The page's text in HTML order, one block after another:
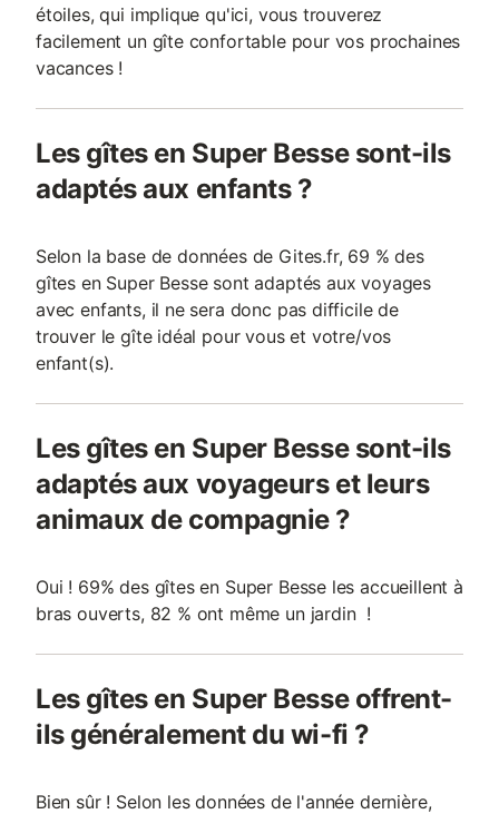
étoiles, qui implique qu'ici, vous trouverez
facilement un gîte confortable pour vos prochaines
vacances !
Les gîtes en Super Besse sont-ils
adaptés aux enfants ?
Selon la base de données de Gites.fr, 69 % des
gîtes en Super Besse sont adaptés aux voyages
avec enfants, il ne sera donc pas difficile de
trouver le gîte idéal pour vous et votre/vos
enfant(s).
Les gîtes en Super Besse sont-ils
adaptés aux voyageurs et leurs
animaux de compagnie ?
Oui ! 69% des gîtes en Super Besse les accueillent à
bras ouverts, 82 % ont même un jardin !
Les gîtes en Super Besse offrent-
ils généralement du wi-fi ?
Bien sûr ! Selon les données de l'année dernière,